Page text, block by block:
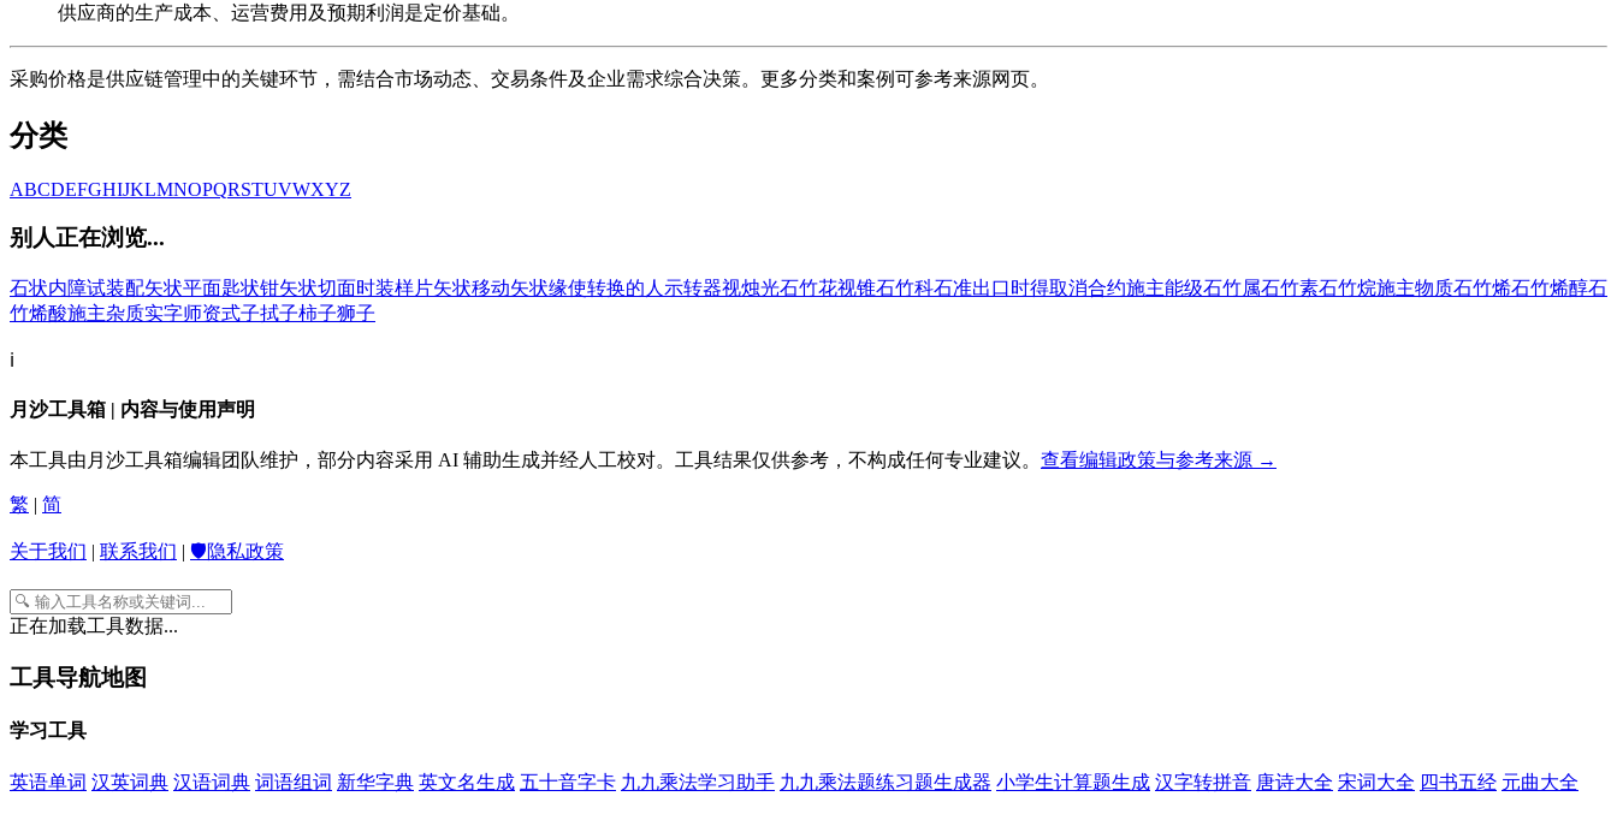
供应商的生产成本、运营费用及预期利润是定价基础。
采购价格是供应链管理中的关键环节，需结合市场动态、交易条件及企业需求综合决策。更多分类和案例可参考来源网页。
分类
ABCDEFGHIJKLMNOPQRSTUVWXYZ
别人正在浏览...
石状内障试装配矢状平面匙状钳矢状切面时装样片矢状移动矢状缘使转换的人 示转器视烛光石竹花视锥石竹科石准出口时得取消合约施主能级石竹属石竹素石竹烷施主物质石竹烯石竹烯醇石
竹烯酸施主杂质实字师资式子拭子柿子狮子
ℹ️
月沙工具箱 | 内容与使用声明
本工具由月沙工具箱编辑团队维护，部分内容采用 AI 辅助生成并经人工校对。工具结果仅供参考，不构成任何专业建议。 查看编辑政策与参考来源 →
繁 简
关于我们 联系我们 🛡️隐私政策
正在加载工具数据...
工具导航地图
学习工具
英语单词 汉英词典 汉语词典 词语组词 新华字典 英文名生成 五十音字卡 九九乘法学习助手 九九乘法题练习题生成器 小学生计算题生成 汉字转拼音 唐诗大全 宋词大全 四书五经 元曲大全